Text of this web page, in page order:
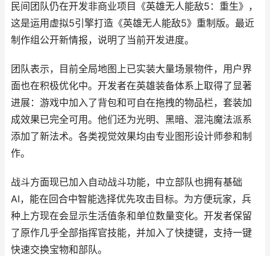
民间团队仍在开发非商业项目《英雄无人能敌5：重生》，
这是运用虚拟5引擎打造《英雄无人能敌5》重制版。最近
制作组公开新情报，说明了当前开发进度。
团队表示，目前全局地图上已实装大量场景物件，用户界
面也在积极优化中。开发者在英雄装备体系上取得了显著
进展：游戏中加入了背包和可自在拖拽的物品栏，套装加
成效果已完全可用。他们还为光明、黑暗、混沌魔法派系
添加了新法术。各类视觉效果均由专业图形设计师参和制
作。
战斗方面现已加入自动战斗功能，中立部队也拥有基础
AI，能在回合中智能选择优先攻击目标。为方便玩家，兵
种上方现在会显示生活值条和单位数量变化。开发者保留
了原作几乎全部指挥官技能，并加入了快捷键，支持一键
快速交换宝物和部队。